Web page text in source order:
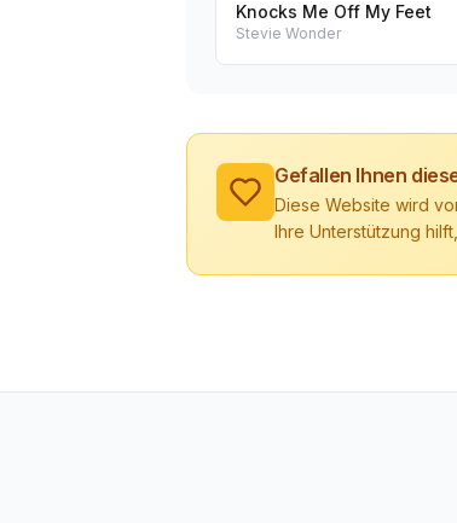
Knocks Me Off My Feet
Stevie Wonder
Gefallen Ihnen
Diese Website wird
Ihre Unterstützung